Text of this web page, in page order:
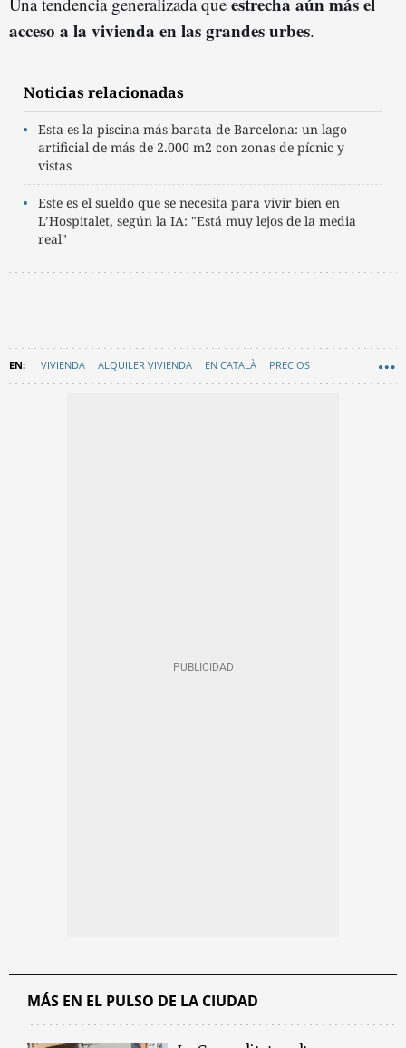
acceso a la vivienda en las grandes urbes.
Noticias relacionadas
Esta es la piscina más barata de Barcelona: un lago
artificial de más de 2.000 m2 con zonas de pícnic y
vistas
Este es el sueldo que se necesita para vivir bien en
L’Hospitalet, según la IA: "Está muy lejos de la media
real"
VIVIENDA ALQUILER VIVIENDA EN CATALÀ PRECIOS
MÁS EN EL PULSO DE LA CIUDAD